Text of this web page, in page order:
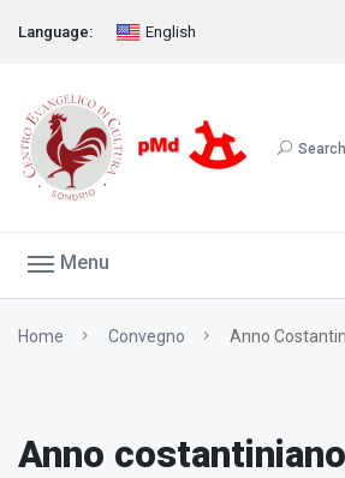
Language: English
Search
Menu
Home Convegno Anno
Anno costantiniano